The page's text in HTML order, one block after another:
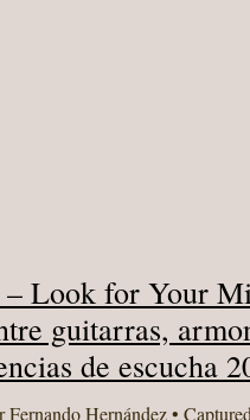
– Look for Your
guitarras,
de escucha
Fernando Hernández•